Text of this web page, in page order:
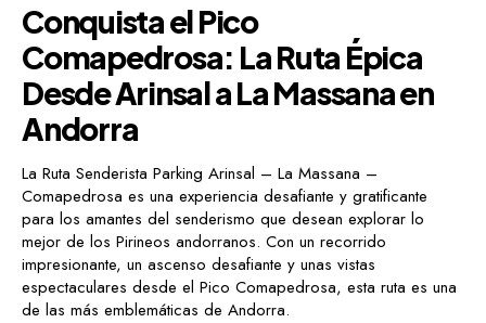
Conquista el Pico
Comapedrosa: La Ruta Épica
Desde Arinsal a La Massana en
Andorra
La Ruta Senderista Parking Arinsal – La Massana –
Comapedrosa es una experiencia desafiante y gratificante
para los amantes del senderismo que desean explorar lo
mejor de los Pirineos andorranos. Con un recorrido
impresionante, un ascenso desafiante y unas vistas
espectaculares desde el Pico Comapedrosa, esta ruta es una
de las más emblemáticas de Andorra.